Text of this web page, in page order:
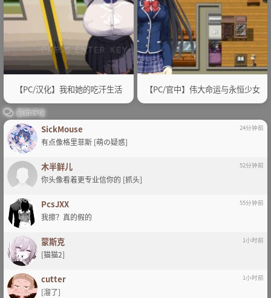
【PC/汉化】我和她的吃汗生活 【PC/官中】伟大命运与永恒少女
最新评论
SickMouse 24分钟前
有点像格里菲斯 [萌の疑惑]
木半鲜儿 52分钟前
你头像看着更专业信你的 [抓头]
PcsJXX 55分钟前
我擦？真的假的
蒙斯克 1小时前
[猫猫2]
cutter 1小时前
[溜了]